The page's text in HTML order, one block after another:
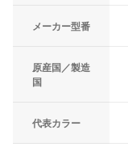
メーカー型番
原産国／製造
国
代表カラー